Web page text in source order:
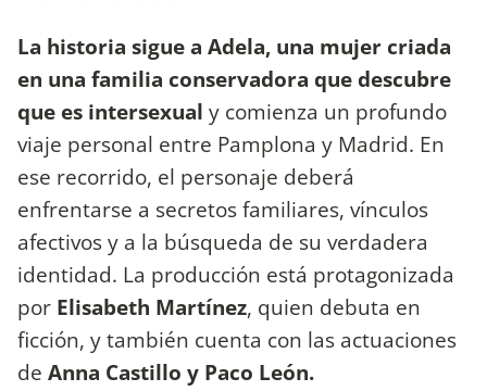
La historia sigue a Adela, una mujer criada
en una familia conservadora que descubre
que es intersexual y comienza un profundo
viaje personal entre Pamplona y Madrid. En
ese recorrido, el personaje deberá
enfrentarse a secretos familiares, vínculos
afectivos y a la búsqueda de su verdadera
identidad. La producción está protagonizada
por Elisabeth Martínez, quien debuta en
ficción, y también cuenta con las actuaciones
de Anna Castillo y Paco León.